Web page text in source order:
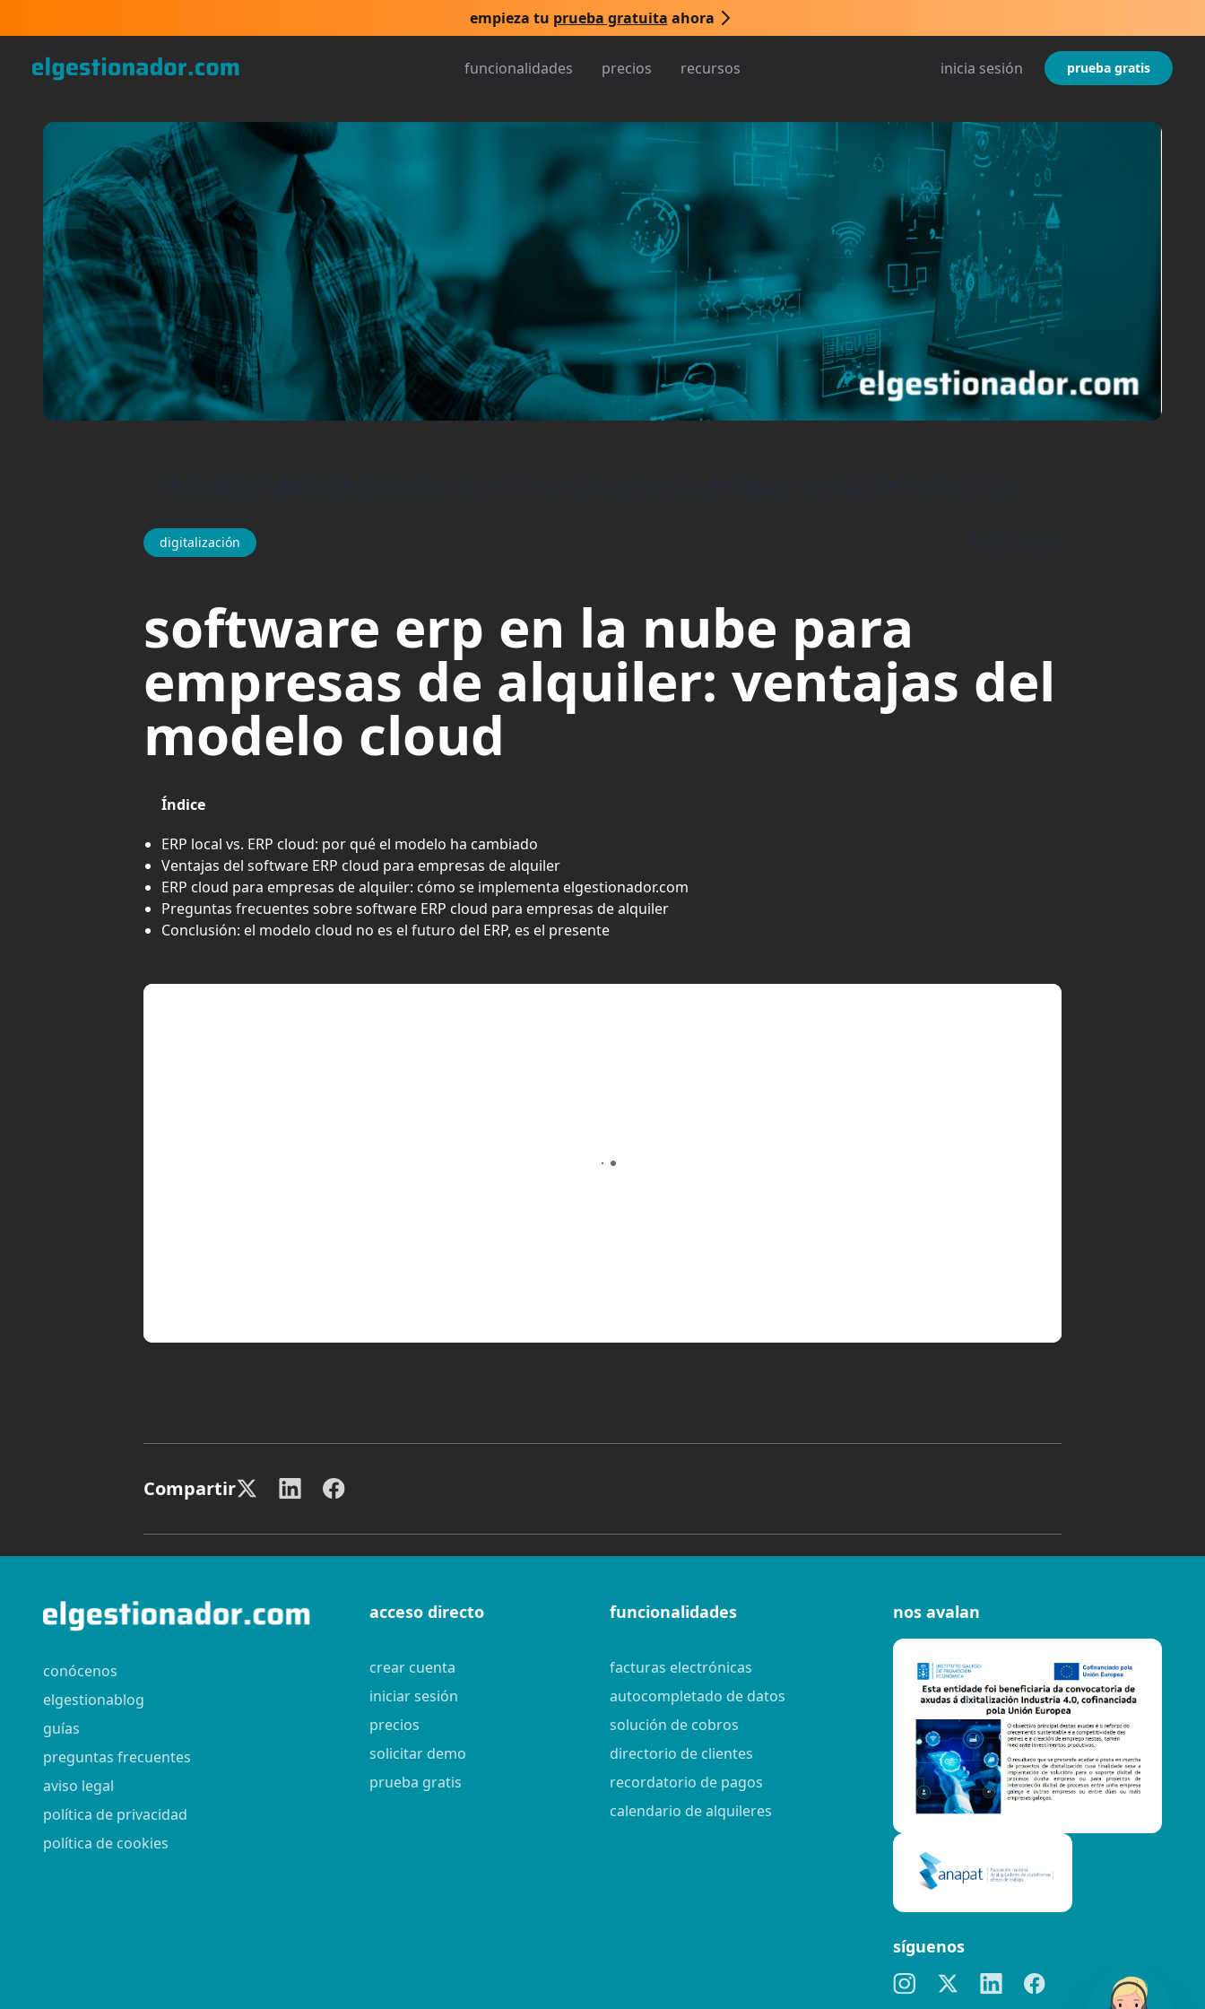
empieza tu prueba gratuita ahora
funcionalidades precios recursos inicia sesión prueba gratis
digitalización
software erp en la nube para
empresas de alquiler: ventajas del
modelo cloud
Índice
ERP local vs. ERP cloud: por qué el modelo ha cambiado
Ventajas del software ERP cloud para empresas de alquiler
ERP cloud para empresas de alquiler: cómo se implementa elgestionador.com
Preguntas frecuentes sobre software ERP cloud para empresas de alquiler
Conclusión: el modelo cloud no es el futuro del ERP, es el presente
Compartir
conócenos
elgestionablog
guías
preguntas frecuentes
aviso legal
política de privacidad
política de cookies
acceso directo
crear cuenta
iniciar sesión
precios
solicitar demo
prueba gratis
funcionalidades
facturas electrónicas
autocompletado de datos
solución de cobros
directorio de clientes
recordatorio de pagos
calendario de alquileres
nos avalan
síguenos